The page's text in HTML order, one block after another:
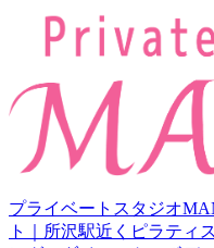
プライベートスタジオ
ト｜所沢駅近くピラティ